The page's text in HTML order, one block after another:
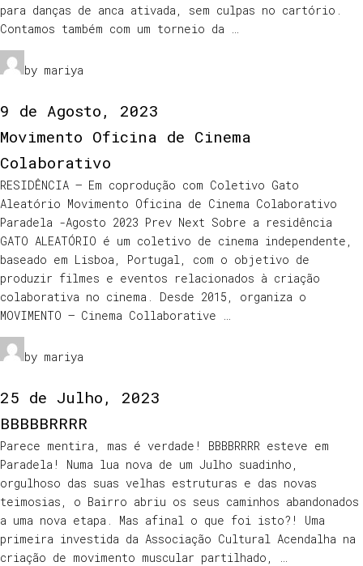
para danças de anca ativada, sem culpas no cartório.
Contamos também com um torneio da …
by mariya
9 de Agosto, 2023
Movimento Oficina de Cinema
Colaborativo
RESIDÊNCIA – Em coprodução com Coletivo Gato
Aleatório Movimento Oficina de Cinema Colaborativo
Paradela -Agosto 2023 Prev Next Sobre a residência
GATO ALEATÓRIO é um coletivo de cinema independente,
baseado em Lisboa, Portugal, com o objetivo de
produzir filmes e eventos relacionados à criação
colaborativa no cinema. Desde 2015, organiza o
MOVIMENTO – Cinema Collaborative …
by mariya
25 de Julho, 2023
BBBBBRRRR
Parece mentira, mas é verdade! BBBBRRRR esteve em
Paradela! Numa lua nova de um Julho suadinho,
orgulhoso das suas velhas estruturas e das novas
teimosias, o Bairro abriu os seus caminhos abandonados
a uma nova etapa. Mas afinal o que foi isto?! Uma
primeira investida da Associação Cultural Acendalha na
criação de movimento muscular partilhado, …